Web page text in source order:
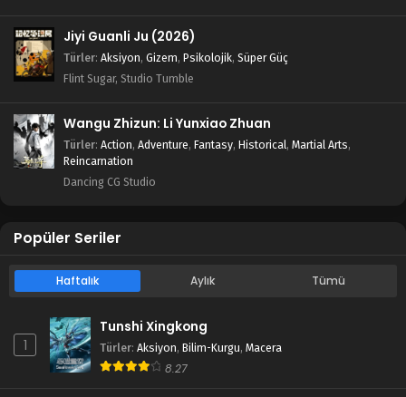
Jiyi Guanli Ju (2026)
Türler: Aksiyon, Gizem, Psikolojik, Süper Güç
Flint Sugar, Studio Tumble
Wangu Zhizun: Li Yunxiao Zhuan
Türler: Action, Adventure, Fantasy, Historical, Martial Arts,
Reincarnation
Dancing CG Studio
Popüler Seriler
Haftalık Aylık Tümü
1
Tunshi Xingkong
Türler: Aksiyon, Bilim-Kurgu, Macera
8.27